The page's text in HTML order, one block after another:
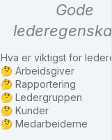
Gode
Hva er viktigst for
🤔 Arbeidsgiver
🤔 Rapportering
🤔 Ledergruppen
🤔 Kunder
🤔 Medarbeiderne